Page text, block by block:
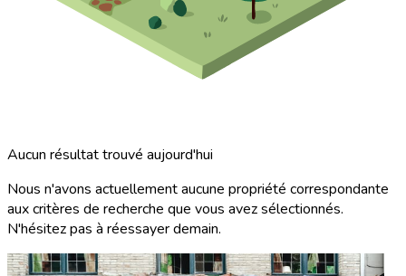
Aucun résultat trouvé aujourd'hui
Nous n'avons actuellement aucune propriété correspondante
aux critères de recherche que vous avez sélectionnés.
N'hésitez pas à réessayer demain.